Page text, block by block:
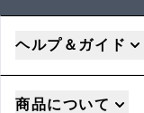
ヘルプ＆ガイド
商品について